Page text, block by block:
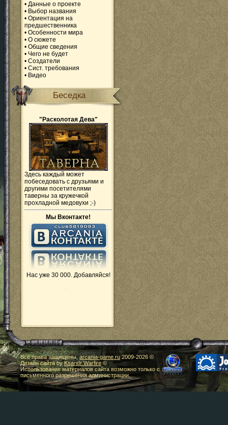
• Данные о проекте
• Выбор названия
• Ориентация на
предшественника
• Особенности мира
• О сюжете
• Общие сведения
• Чего не будет
• Создатели
• Сист. требования
• Видео
Беседка
"Расколотая Дева"
Здесь каждый может
побеседовать с друзьями и
другими посетителями
таверны за кружечкой
прохладной медовухи ;-)
Мы Вконтакте!
Нас уже 30 000. Добавляйся!
Все права защищены,arcania-game.ru2009-2026 ©
Дизайн сайта byKsandr Warfire©
Использование материалов сайта возможно только с
письменного разрешения администрации.